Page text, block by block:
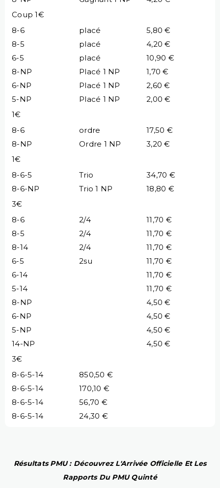
Coup 1€
8-6
placé
5,80 €
8-5
placé
4,20 €
6-5
placé
10,90 €
8-NP
Placé 1 NP
1,70 €
6-NP
Placé 1 NP
2,60 €
5-NP
Placé 1 NP
2,00 €
1€
8-6
ordre
17,50 €
8-NP
Ordre 1 NP
3,20 €
1€
8-6-5
Trio
34,70 €
8-6-NP
Trio 1 NP
18,80 €
3€
8-6
2/4
11,70 €
8-5
2/4
11,70 €
8-14
2/4
11,70 €
6-5
2su
11,70 €
6-14
11,70 €
5-14
11,70 €
8-NP
4,50 €
6-NP
4,50 €
5-NP
4,50 €
14-NP
4,50 €
3€
8-6-5-14
850,50 €
8-6-5-14
170,10 €
8-6-5-14
56,70 €
8-6-5-14
24,30 €
Résultats PMU : Découvrez L'Arrivée Officielle Et Les
Rapports Du PMU Quinté